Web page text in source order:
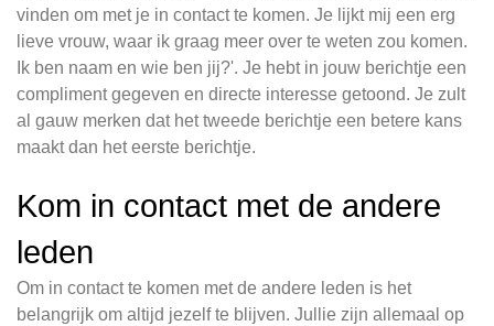
vinden om met je in contact te komen. Je lijkt mij een erg
lieve vrouw, waar ik graag meer over te weten zou komen.
Ik ben naam en wie ben jij?'. Je hebt in jouw berichtje een
compliment gegeven en directe interesse getoond. Je zult
al gauw merken dat het tweede berichtje een betere kans
maakt dan het eerste berichtje.
Kom in contact met de andere
leden
Om in contact te komen met de andere leden is het
belangrijk om altijd jezelf te blijven. Jullie zijn allemaal op